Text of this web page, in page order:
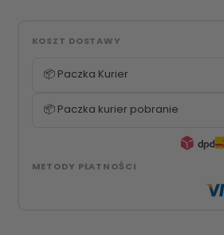
KOSZT DOSTAWY
📦 Paczka Kurier
📦 Paczka kurier pobranie
METODY PŁATNOŚCI